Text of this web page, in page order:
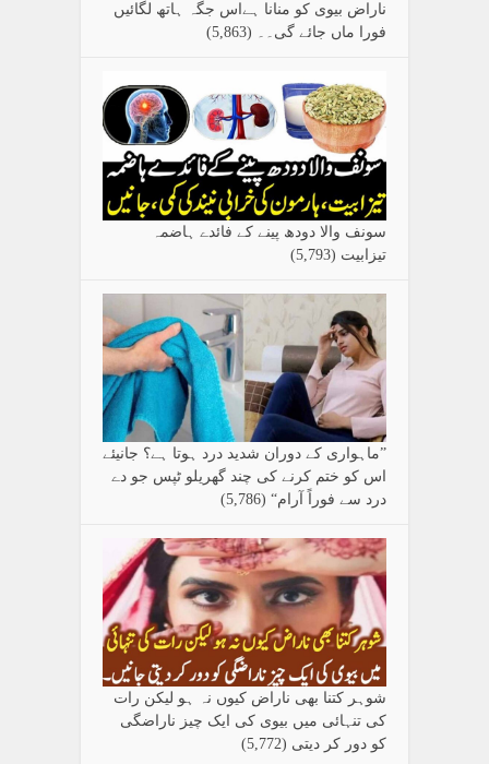
ناراض بیوی کو منانا ہےاس جگہ ہاتھ لگائیں
فورا ماں جائے گی۔۔ (5,863)
سونف والا دودھ پینے کے فائدے ہاضمہ
تیزابیت (5,793)
”ماہواری کے دوران شدید درد ہوتا ہے؟ جانیئے
اس کو ختم کرنے کی چند گھریلو ٹپس جو دے
درد سے فوراً آرام“ (5,786)
شوہر کتنا بھی ناراض کیوں نہ ہو لیکن رات
کی تنہائی میں بیوی کی ایک چیز ناراضگی
کو دور کر دیتی (5,772)